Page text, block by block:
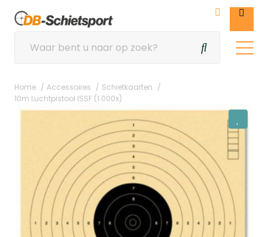
Home Accessoires
Schietkaarten
10m Luchtpistool ISSF (1.000x)